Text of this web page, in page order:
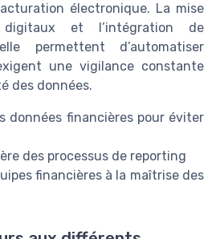
électronique. La mise
et l’intégration de
permettent d’automatiser
une vigilance constante
des données.
données financières pour éviter
des processus de reporting
financières à la maîtrise des